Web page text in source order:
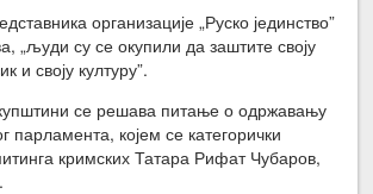
организације „Руско јединство”
„људи су се окупили да заштите своју
и своју културу”.
се решава питање о одржавању
парламента, којем се категорички
кримских Татара Рифат Чубаров,